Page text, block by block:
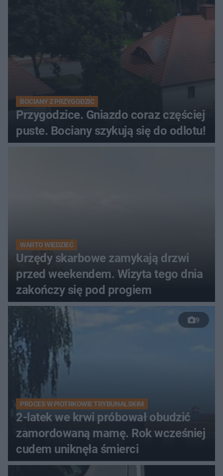
BOCIANY Z PRZYGODZIC
Przygodzice. Gniazdo coraz częściej
puste. Bociany szykują się do odlotu!
WARTO WIEDZIEĆ
Urzędy skarbowe zamykają drzwi
przed weekendem. Wizyta tego dnia
zakończy się pod progiem
9
PROCES W PIOTRKOWIE TRYBUNALSKIM
2-latek we krwi próbował obudzić
zamordowaną mamę. Rok wcześniej
cudem uniknęła śmierci